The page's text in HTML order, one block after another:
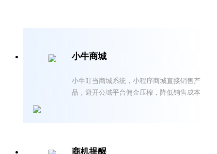
小牛商城
小牛叮当商城系统，小程序商城直接销售产
品，避开公域平台佣金压榨，降低销售成本
商机提醒